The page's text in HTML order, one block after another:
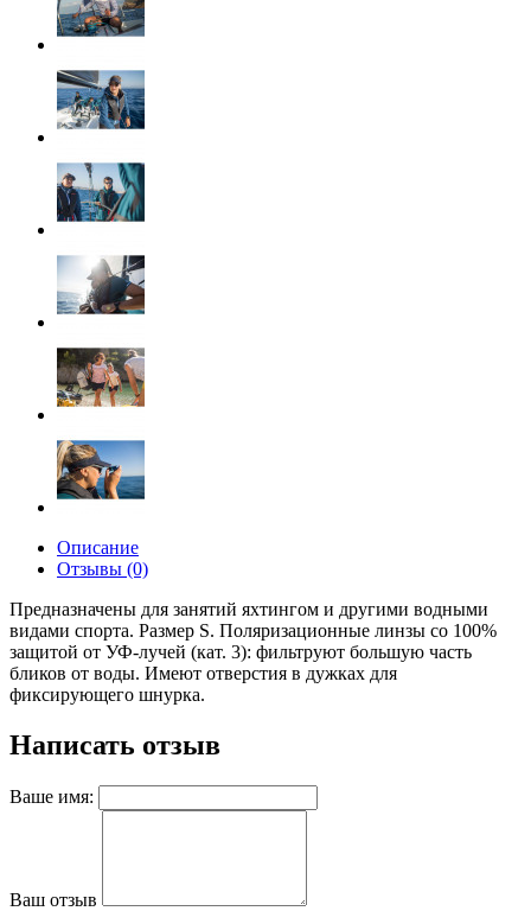
Описание
Отзывы (0)
Предназначены для занятий яхтингом и другими водными
видами спорта. Размер S. Поляризационные линзы со 100%
защитой от УФ-лучей (кат. 3): фильтруют большую часть
бликов от воды. Имеют отверстия в дужках для
фиксирующего шнурка.
Написать отзыв
Ваше имя:
Ваш отзыв